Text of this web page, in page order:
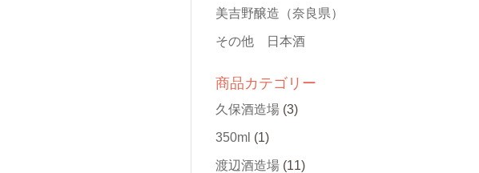
美吉野醸造 （奈良県）
その他 日本酒
商品カテゴリー
久保酒造場 (3)
350ml (1)
渡辺酒造場 (11)